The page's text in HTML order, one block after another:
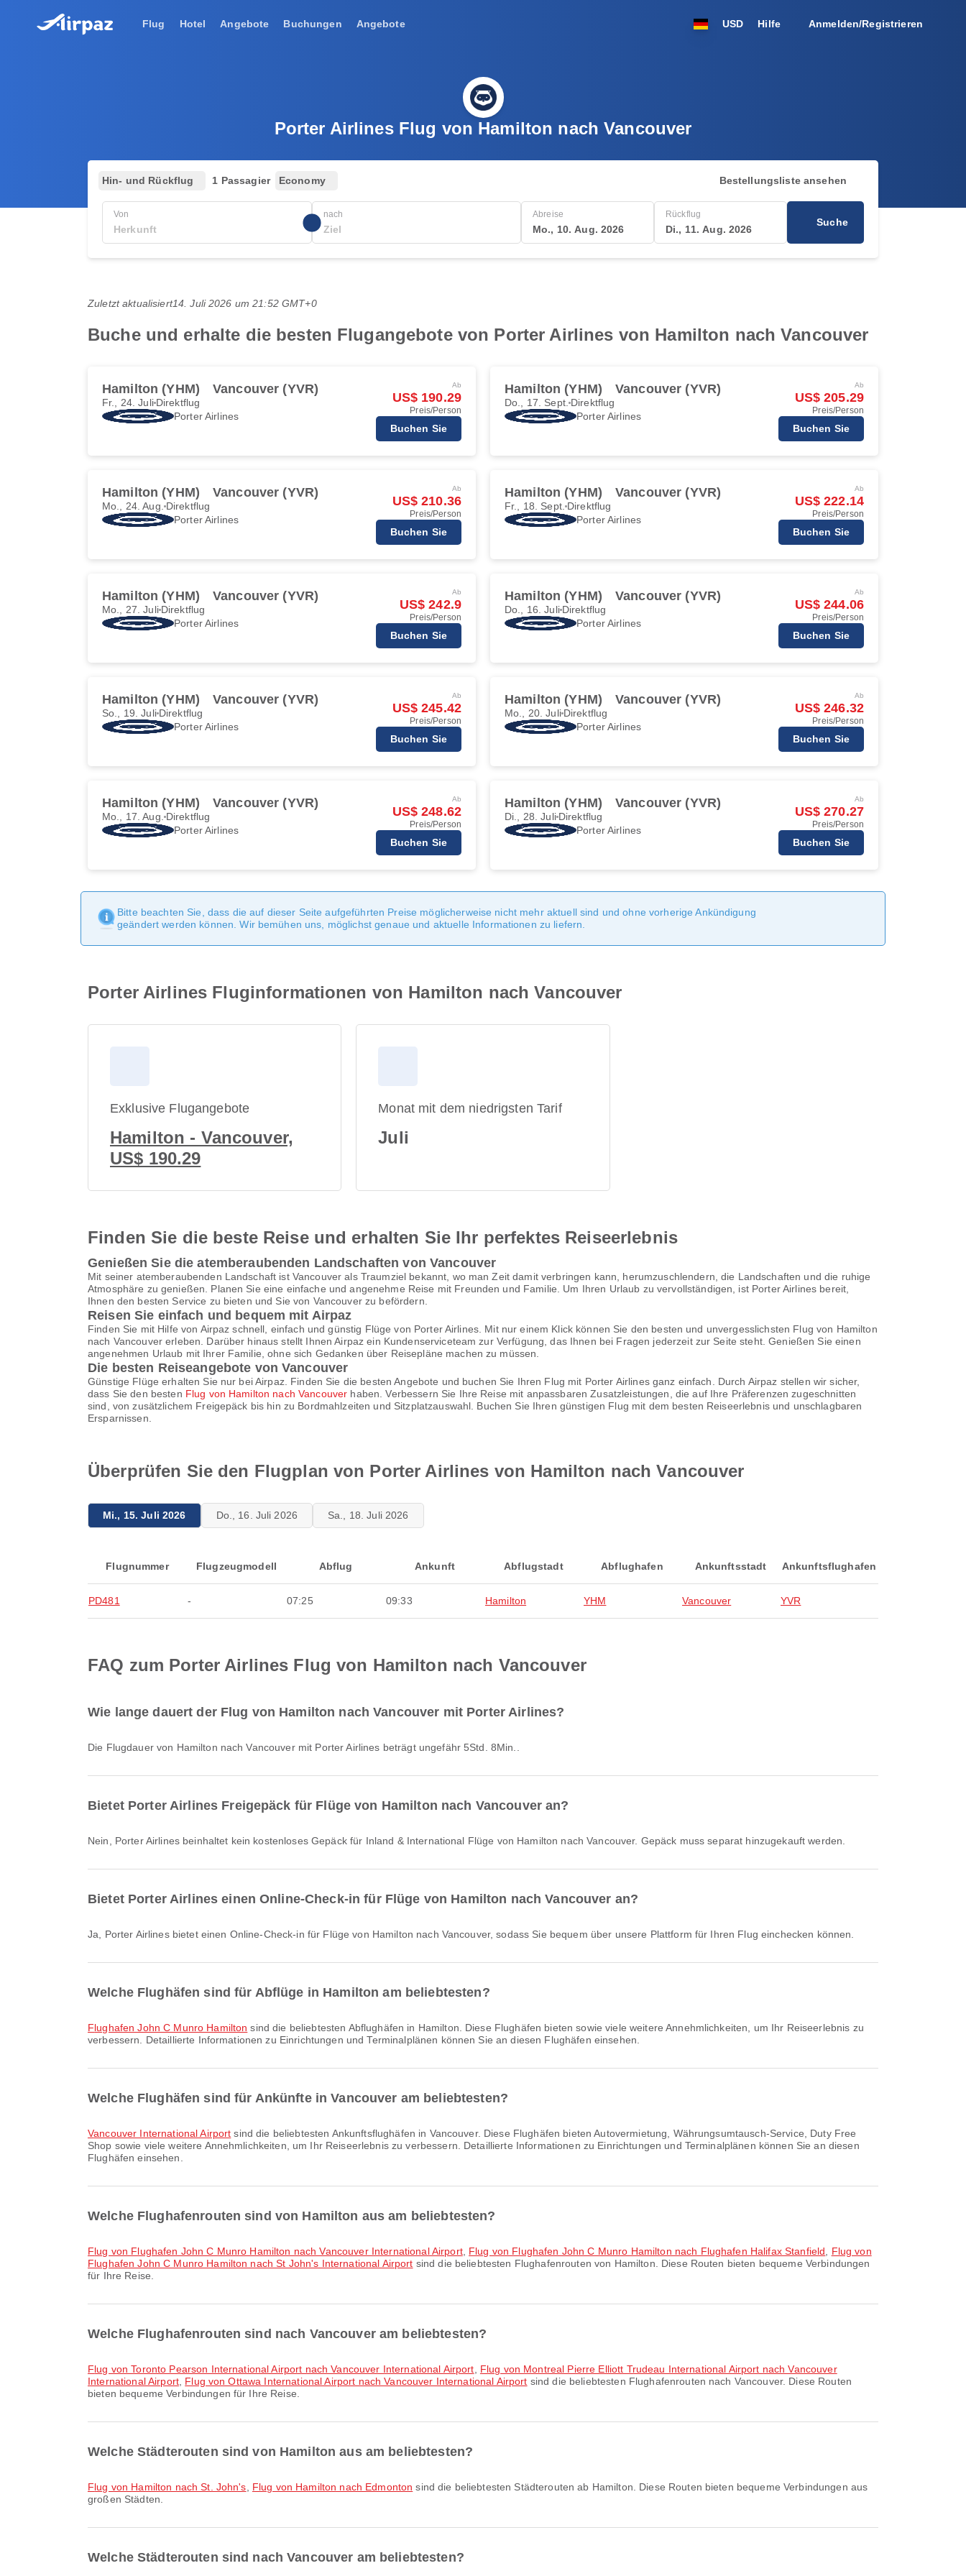
Flug Hotel Angebote Buchungen Angebote USD Hilfe Anmelden/Registrieren
Porter Airlines Flug von Hamilton nach Vancouver
Hin- und Rückflug 1 Passagier Economy Bestellungsliste ansehen
Von nach Abreise
Mo., 10. Aug. 2026
Rückflug
Di., 11. Aug. 2026
Suche
Zuletzt aktualisiert14. Juli 2026 um 21:52 GMT+0
Buche und erhalte die besten Flugangebote von Porter Airlines von Hamilton nach Vancouver
Hamilton (YHM) Vancouver (YVR)
Fr., 24. JuliDirektflug
Porter Airlines
Ab
US$ 190.29
Preis/Person
Buchen Sie
Hamilton (YHM) Vancouver (YVR)
Do., 17. Sept. Direktflug
Porter Airlines
Ab
US$ 205.29
Preis/Person
Buchen Sie
Hamilton (YHM) Vancouver (YVR)
Mo., 24. Aug. Direktflug
Porter Airlines
Ab
US$ 210.36
Preis/Person
Buchen Sie
Hamilton (YHM) Vancouver (YVR)
Fr., 18. Sept. Direktflug
Porter Airlines
Ab
US$ 222.14
Preis/Person
Buchen Sie
Hamilton (YHM) Vancouver (YVR)
Mo., 27. JuliDirektflug
Porter Airlines
Ab
US$ 242.9
Preis/Person
Buchen Sie
Hamilton (YHM) Vancouver (YVR)
Do., 16. JuliDirektflug
Porter Airlines
Ab
US$ 244.06
Preis/Person
Buchen Sie
Hamilton (YHM) Vancouver (YVR)
So., 19. JuliDirektflug
Porter Airlines
Ab
US$ 245.42
Preis/Person
Buchen Sie
Hamilton (YHM) Vancouver (YVR)
Mo., 20. JuliDirektflug
Porter Airlines
Ab
US$ 246.32
Preis/Person
Buchen Sie
Hamilton (YHM) Vancouver (YVR)
Mo., 17. Aug. Direktflug
Porter Airlines
Ab
US$ 248.62
Preis/Person
Buchen Sie
Hamilton (YHM) Vancouver (YVR)
Di., 28. JuliDirektflug
Porter Airlines
Ab
US$ 270.27
Preis/Person
Buchen Sie
Bitte beachten Sie, dass die auf dieser Seite aufgeführten Preise möglicherweise nicht mehr aktuell sind und ohne vorherige Ankündigung
geändert werden können. Wir bemühen uns, möglichst genaue und aktuelle Informationen zu liefern.
Porter Airlines Fluginformationen von Hamilton nach Vancouver
Exklusive Flugangebote
Hamilton - Vancouver,
US$ 190.29
Monat mit dem niedrigsten Tarif
Juli
Finden Sie die beste Reise und erhalten Sie Ihr perfektes Reiseerlebnis
Genießen Sie die atemberaubenden Landschaften von Vancouver
Mit seiner atemberaubenden Landschaft ist Vancouver als Traumziel bekannt, wo man Zeit damit verbringen kann, herumzuschlendern, die Landschaften und die ruhige
Atmosphäre zu genießen. Planen Sie eine einfache und angenehme Reise mit Freunden und Familie. Um Ihren Urlaub zu vervollständigen, ist Porter Airlines bereit,
Ihnen den besten Service zu bieten und Sie von Vancouver zu befördern.
Reisen Sie einfach und bequem mit Airpaz
Finden Sie mit Hilfe von Airpaz schnell, einfach und günstig Flüge von Porter Airlines. Mit nur einem Klick können Sie den besten und unvergesslichsten Flug von Hamilton
nach Vancouver erleben. Darüber hinaus stellt Ihnen Airpaz ein Kundenserviceteam zur Verfügung, das Ihnen bei Fragen jederzeit zur Seite steht. Genießen Sie einen
angenehmen Urlaub mit Ihrer Familie, ohne sich Gedanken über Reisepläne machen zu müssen.
Die besten Reiseangebote von Vancouver
Günstige Flüge erhalten Sie nur bei Airpaz. Finden Sie die besten Angebote und buchen Sie Ihren Flug mit Porter Airlines ganz einfach. Durch Airpaz stellen wir sicher,
dass Sie den besten Flug von Hamilton nach Vancouver haben. Verbessern Sie Ihre Reise mit anpassbaren Zusatzleistungen, die auf Ihre Präferenzen zugeschnitten
sind, von zusätzlichem Freigepäck bis hin zu Bordmahlzeiten und Sitzplatzauswahl. Buchen Sie Ihren günstigen Flug mit dem besten Reiseerlebnis und unschlagbaren
Ersparnissen.
Überprüfen Sie den Flugplan von Porter Airlines von Hamilton nach Vancouver
Mi., 15. Juli 2026 Do., 16. Juli 2026 Sa., 18. Juli 2026
Flugnummer Flugzeugmodell Abflug Ankunft Abflugstadt Abflughafen Ankunftsstadt Ankunftsflughafen
PD481 - 07:25 09:33 Hamilton YHM Vancouver YVR
FAQ zum Porter Airlines Flug von Hamilton nach Vancouver
Wie lange dauert der Flug von Hamilton nach Vancouver mit Porter Airlines?
Die Flugdauer von Hamilton nach Vancouver mit Porter Airlines beträgt ungefähr 5Std. 8Min..
Bietet Porter Airlines Freigepäck für Flüge von Hamilton nach Vancouver an?
Nein, Porter Airlines beinhaltet kein kostenloses Gepäck für Inland & International Flüge von Hamilton nach Vancouver. Gepäck muss separat hinzugekauft werden.
Bietet Porter Airlines einen Online-Check-in für Flüge von Hamilton nach Vancouver an?
Ja, Porter Airlines bietet einen Online-Check-in für Flüge von Hamilton nach Vancouver, sodass Sie bequem über unsere Plattform für Ihren Flug einchecken können.
Welche Flughäfen sind für Abflüge in Hamilton am beliebtesten?
Flughafen John C Munro Hamilton sind die beliebtesten Abflughäfen in Hamilton. Diese Flughäfen bieten sowie viele weitere Annehmlichkeiten, um Ihr Reiseerlebnis zu
verbessern. Detaillierte Informationen zu Einrichtungen und Terminalplänen können Sie an diesen Flughäfen einsehen.
Welche Flughäfen sind für Ankünfte in Vancouver am beliebtesten?
Vancouver International Airport sind die beliebtesten Ankunftsflughäfen in Vancouver. Diese Flughäfen bieten Autovermietung, Währungsumtausch-Service, Duty Free
Shop sowie viele weitere Annehmlichkeiten, um Ihr Reiseerlebnis zu verbessern. Detaillierte Informationen zu Einrichtungen und Terminalplänen können Sie an diesen
Flughäfen einsehen.
Welche Flughafenrouten sind von Hamilton aus am beliebtesten?
Flug von Flughafen John C Munro Hamilton nach Vancouver International Airport, Flug von Flughafen John C Munro Hamilton nach Flughafen Halifax Stanfield
Flug von
Flughafen John C Munro Hamilton nach St John's International Airport sind die beliebtesten Flughafenrouten von Hamilton. Diese Routen bieten bequeme Verbindungen
für Ihre Reise.
Welche Flughafenrouten sind nach Vancouver am beliebtesten?
Flug von Toronto Pearson International Airport nach Vancouver International Airport
Flug von Montreal Pierre Elliott Trudeau International Airport nach Vancouver
International Airport, Flug von Ottawa International Airport nach Vancouver International Airport sind die beliebtesten Flughafenrouten nach Vancouver. Diese Routen
bieten bequeme Verbindungen für Ihre Reise.
Welche Städterouten sind von Hamilton aus am beliebtesten?
Flug von Hamilton nach St. John's Flug von Hamilton nach Edmonton sind die beliebtesten Städterouten ab Hamilton. Diese Routen bieten bequeme Verbindungen aus
großen Städten.
Welche Städterouten sind nach Vancouver am beliebtesten?